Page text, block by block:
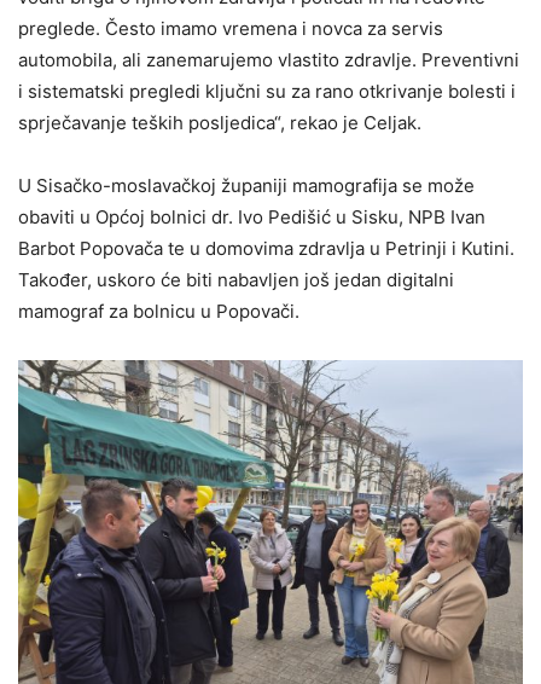
preglede. Često imamo vremena i novca za servis
automobila, ali zanemarujemo vlastito zdravlje. Preventivni
i sistematski pregledi ključni su za rano otkrivanje bolesti i
sprječavanje teških posljedica“, rekao je Celjak.
U Sisačko-moslavačkoj županiji mamografija se može
obaviti u Općoj bolnici dr. Ivo Pedišić u Sisku, NPB Ivan
Barbot Popovača te u domovima zdravlja u Petrinji i Kutini.
Također, uskoro će biti nabavljen još jedan digitalni
mamograf za bolnicu u Popovači.